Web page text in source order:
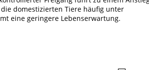
domestizierten Tiere häufig unter
eine geringere Lebenserwartung.